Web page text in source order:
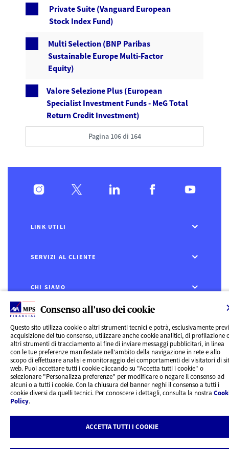
Consenso all'uso dei cookie
Questo sito utilizza cookie o altri strumenti tecnici e potrà, esclusivamente
acquisizione del tuo consenso, utilizzare anche cookie analitici, di profilazione
altri strumenti di tracciamento al fine di inviare messaggi pubblicitari, in linea
con le tue preferenze manifestate nell’ambito della navigazione in rete e allo
scopo di effettuare analisi e monitoraggio dei comportamenti dei visitatori di
web. Puoi accettare tutti i cookie cliccando su "Accetta tutti i cookie" o
selezionare "Personalizza preferenze" per modificare o negare il consenso ad
alcuni o a tutti i cookie. Con la chiusura del banner neghi il consenso a tutti i
cookie diversi da quelli tecnici. Per conoscere i dettagli, consulta la nostra
Policy.
ACCETTA TUTTI I COOKIE
Private Suite (Vanguard European
Stock Index Fund)
Multi Selection (BNP Paribas
Sustainable Europe Multi-Factor
Equity)
Valore Selezione Plus (European
Specialist Investment Funds - MeG Total
Return Credit Investment)
Pagina 106 di 164
LINK UTILI
SERVIZI AL CLIENTE
CHI SIAMO
CONTATTI
Privacy
Rivedi le tue scelte sui Cookie
Cookie Policy
Informazioni legali
AXA MPS Financial DAC - VAT Number IE8293822E